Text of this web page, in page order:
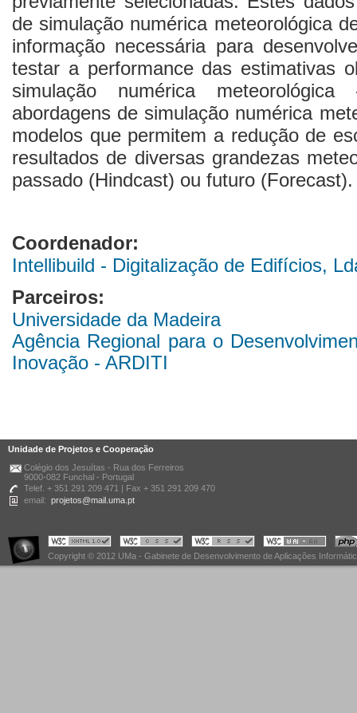
de simulação numérica meteorológica
informação necessária para
testar a performance das estimativas
simulação numérica
abordagens de simulação numérica
modelos que permitem a redução de
resultados de diversas grandezas
passado (Hindcast) ou futuro (Forecast).
Coordenador:
Intellibuild - Digitalização de Edifícios,
Parceiros:
Universidade da Madeira
Agência Regional para o
Inovação - ARDITI
Unidade de Projetos e Cooperação
Colégio dos Jesuítas - Rua dos Ferreiros
9000-082 Funchal - Portugal
Telef. + 351 291 209 471 | Fax + 351 291 209 470
email: projetos@mail.uma.pt
Copyright © 2012 UMa - Gabinete de Desenvolvimento de Aplicações